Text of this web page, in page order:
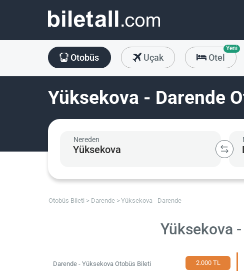
Otobüs Uçak Otel
Yeni
Yüksekova - Darende
Nereden
Otobüs Bileti Darende Yüksekova - Darende
Yüksekova
Darende - Yüksekova Otobüs Bileti 2.000 TL